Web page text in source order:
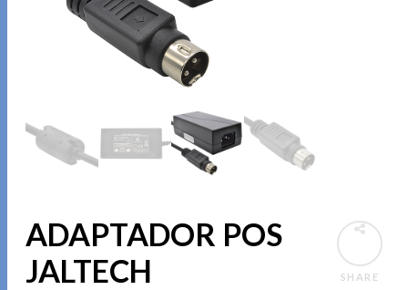
SHARE
ADAPTADOR POS
JALTECH